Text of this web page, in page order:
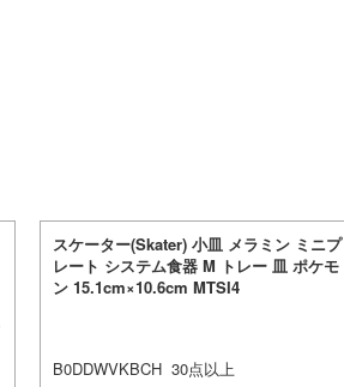
スケーター(Skater) 小皿 メラミン ミニプ
レート システム食器 M トレー 皿 ポケモ
ン 15.1cm×10.6cm MTSI4
B0DDWVKBCH 30点以上